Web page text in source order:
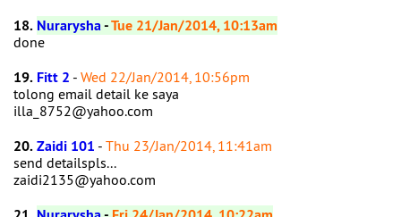
18. Nurarysha-Tue 21/Jan/2014, 10:13am
done
19. Fitt 2 - Wed 22/Jan/2014, 10:56pm
tolong email detail ke saya
illa_8752@yahoo.com
20.Zaidi 101 - Thu 23/Jan/2014, 11:41am
send detailspls...
zaidi2135@yahoo.com